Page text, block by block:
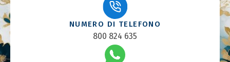
NUMERO DI TELEFONO
800 824 635